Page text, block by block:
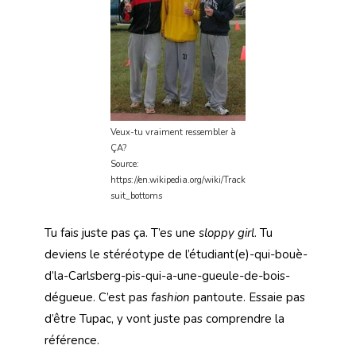
Veux-tu vraiment ressembler à
ÇA?
Source:
https://en.wikipedia.org/wiki/Track
suit_bottoms
Tu fais juste pas ça. T’es une sloppy girl. Tu
deviens le stéréotype de l’étudiant(e)-qui-bouè-
d’la-Carlsberg-pis-qui-a-une-gueule-de-bois-
dégueue. C’est pas fashion pantoute. Essaie pas
d’être Tupac, y vont juste pas comprendre la
référence.